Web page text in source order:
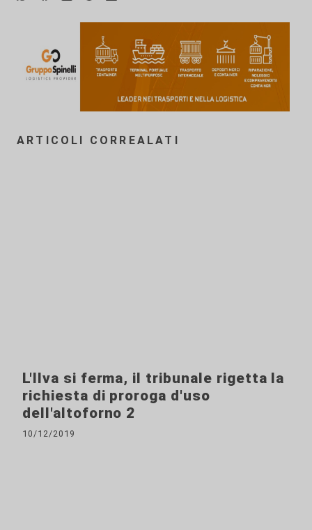
ARTICOLI CORREALATI
L'Ilva si ferma, il tribunale rigetta la
richiesta di proroga d'uso
dell'altoforno 2
10/12/2019